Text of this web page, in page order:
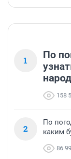
1
По
158
2
По
каким
86